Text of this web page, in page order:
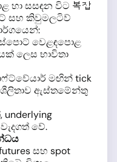
හා සසඳන විට 복잡
සහ කිවුමලටිව්
ස්පොට් වෙළඳපොළ
ලෙස භාවිතා
මඟින් tick
ඇස්තමේන්තු
වේ.
සහ spot